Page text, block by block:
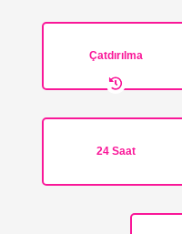
Çatdırılma
24 Saat